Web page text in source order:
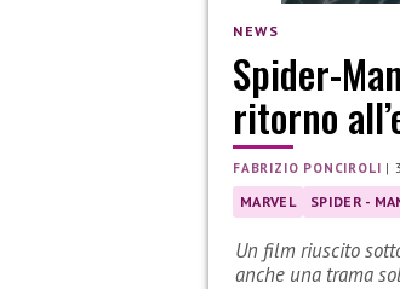
NEWS
Spider-
ritorno
FABRIZIO PONCIROLI |
MARVEL SPIDER -
Un film riuscito
anche una trama